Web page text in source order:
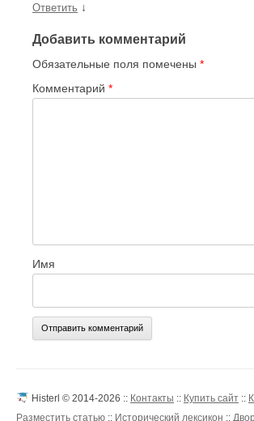
Ответить ↓
Добавить комментарий
Обязательные поля помечены *
Комментарий *
Имя
Histerl © 2014-2026 :: Контакты :: Купить сайт ::
Разместить статью :: Исторический лексикон ::